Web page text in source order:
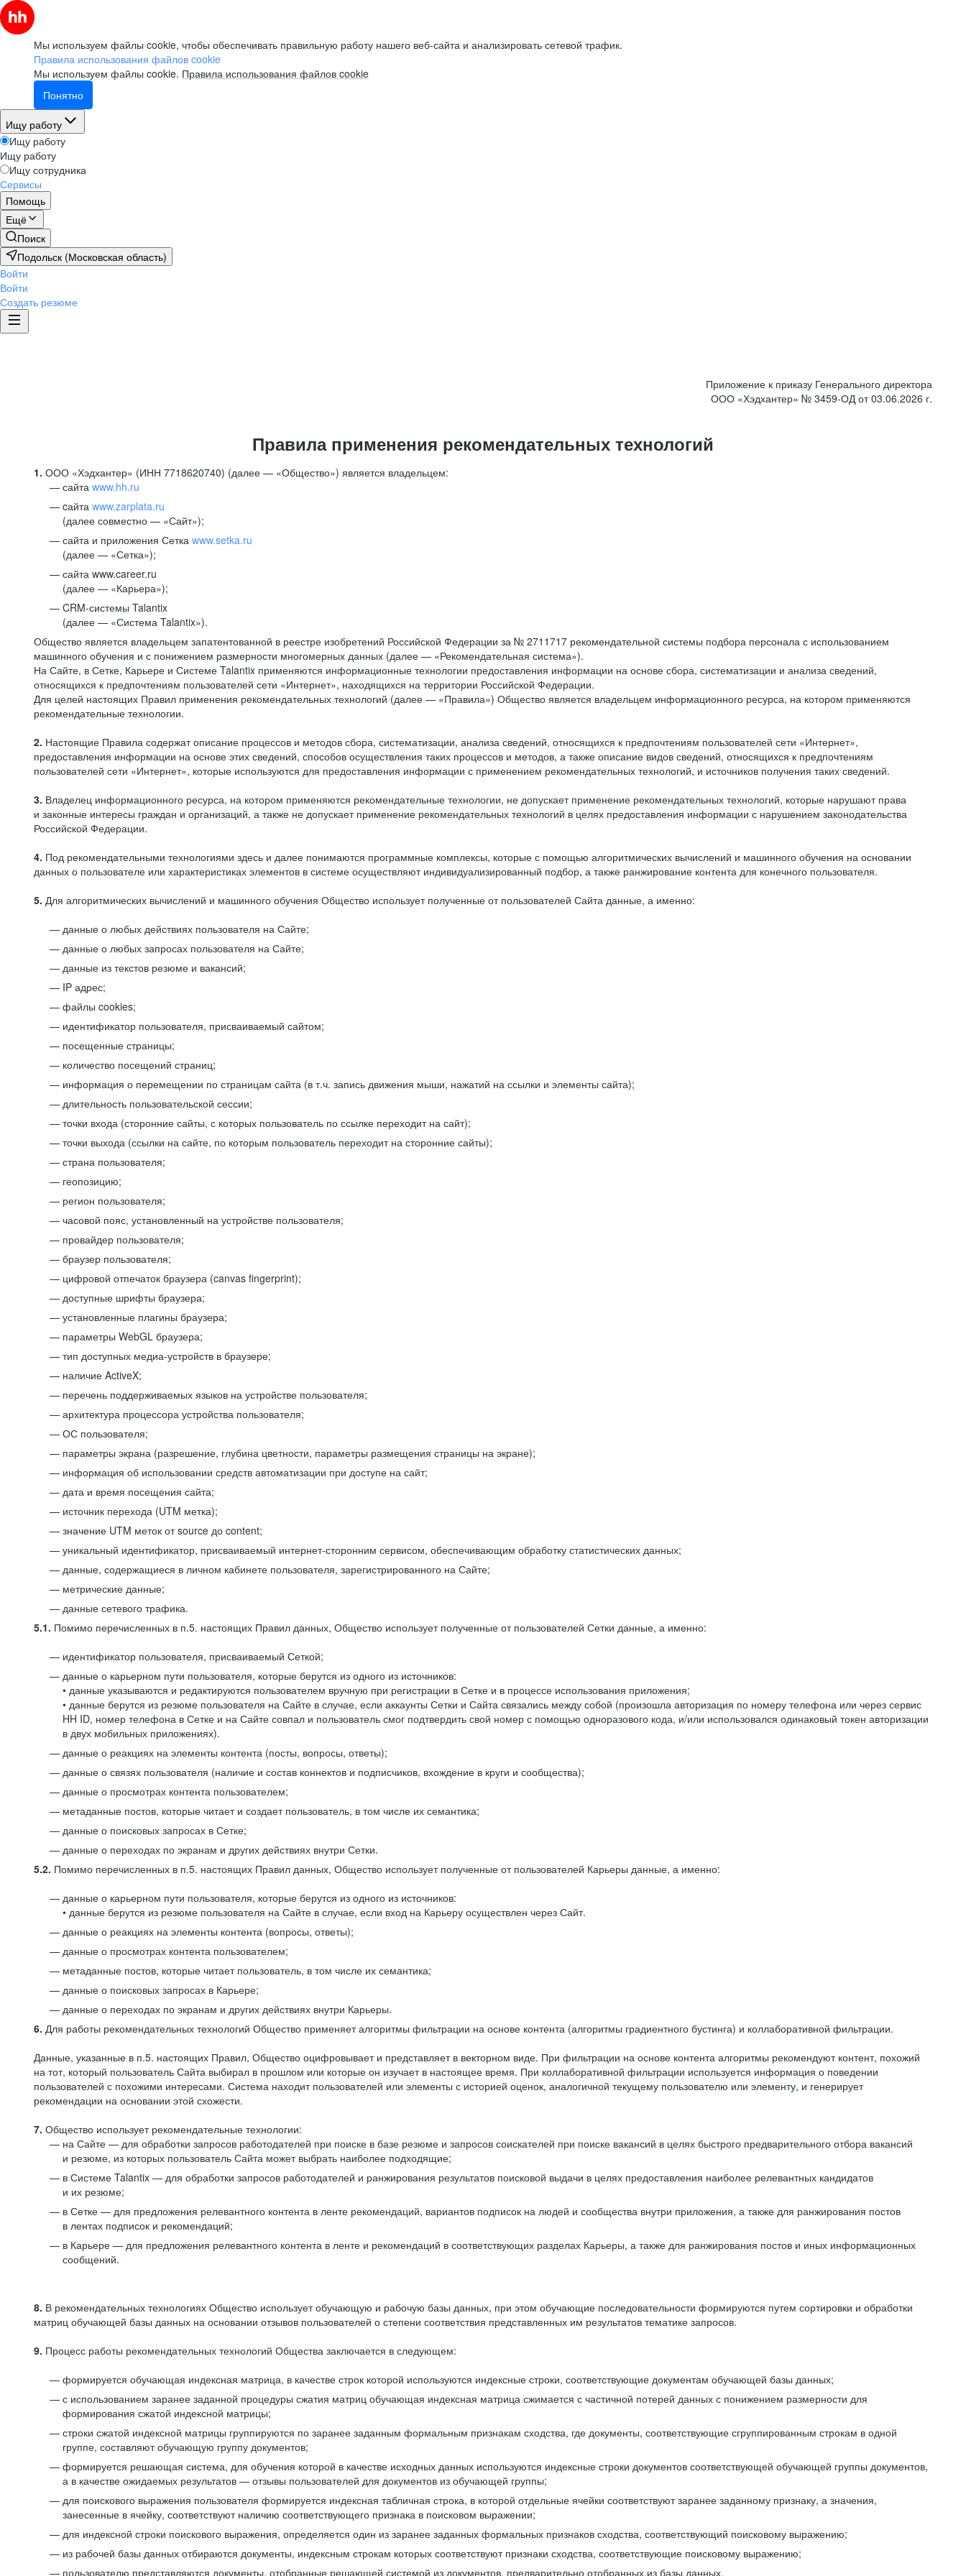
Мы используем файлы cookie, чтобы обеспечивать правильную работу нашего веб-сайта и анализировать сетевой трафик.
Правила использования файлов cookie
Мы используем файлы cookie. Правила использования файлов cookie
Понятно
Ищу работу
Ищу работу
Ищу работу
Ищу сотрудника
Сервисы
Помощь
Ещё
Поиск
Подольск (Московская область)
Войти
Войти
Создать резюме
Приложение к приказу Генерального директора
ООО «Хэдхантер» № 3459-ОД от 03.06.2026 г.
Правила применения рекомендательных технологий
1. ООО «Хэдхантер» (ИНН 7718620740) (далее — «Общество») является владельцем:
сайта www.hh.ru
cайта www.zarplata.ru
(далее совместно — «Сайт»);
сайта и приложения Сетка www.setka.ru
(далее — «Сетка»);
сайта www.career.ru
(далее — «Карьера»);
CRM-системы Talantix
(далее — «Система Talantix»).
Общество является владельцем запатентованной в реестре изобретений Российской Федерации за № 2711717 рекомендательной системы подбора персонала с использованием
машинного обучения и с понижением размерности многомерных данных (далее — «Рекомендательная система»).
На Сайте, в Сетке, Карьере и Системе Talantix применяются информационные технологии предоставления информации на основе сбора, систематизации и анализа сведений,
относящихся к предпочтениям пользователей сети «Интернет», находящихся на территории Российской Федерации.
Для целей настоящих Правил применения рекомендательных технологий (далее — «Правила») Общество является владельцем информационного ресурса, на котором применяются
рекомендательные технологии.
2. Настоящие Правила содержат описание процессов и методов сбора, систематизации, анализа сведений, относящихся к предпочтениям пользователей сети «Интернет»,
предоставления информации на основе этих сведений, способов осуществления таких процессов и методов, а также описание видов сведений, относящихся к предпочтениям
пользователей сети «Интернет», которые используются для предоставления информации с применением рекомендательных технологий, и источников получения таких сведений.
3. Владелец информационного ресурса, на котором применяются рекомендательные технологии, не допускает применение рекомендательных технологий, которые нарушают права
и законные интересы граждан и организаций, а также не допускает применение рекомендательных технологий в целях предоставления информации с нарушением законодательства
Российской Федерации.
4. Под рекомендательными технологиями здесь и далее понимаются программные комплексы, которые с помощью алгоритмических вычислений и машинного обучения на основании
данных о пользователе или характеристиках элементов в системе осуществляют индивидуализированный подбор, а также ранжирование контента для конечного пользователя.
5. Для алгоритмических вычислений и машинного обучения Общество использует полученные от пользователей Сайта данные, а именно:
данные о любых действиях пользователя на Сайте;
данные о любых запросах пользователя на Сайте;
данные из текстов резюме и вакансий;
IP адрес;
файлы cookies;
идентификатор пользователя, присваиваемый сайтом;
посещенные страницы;
количество посещений страниц;
информация о перемещении по страницам сайта (в т.ч. запись движения мыши, нажатий на ссылки и элементы сайта);
длительность пользовательской сессии;
точки входа (сторонние сайты, с которых пользователь по ссылке переходит на сайт);
точки выхода (ссылки на сайте, по которым пользователь переходит на сторонние сайты);
страна пользователя;
геопозицию;
регион пользователя;
часовой пояс, установленный на устройстве пользователя;
провайдер пользователя;
браузер пользователя;
цифровой отпечаток браузера (canvas fingerprint);
доступные шрифты браузера;
установленные плагины браузера;
параметры WebGL браузера;
тип доступных медиа-устройств в браузере;
наличие ActiveX;
перечень поддерживаемых языков на устройстве пользователя;
архитектура процессора устройства пользователя;
ОС пользователя;
параметры экрана (разрешение, глубина цветности, параметры размещения страницы на экране);
информация об использовании средств автоматизации при доступе на сайт;
дата и время посещения сайта;
источник перехода (UTM метка);
значение UTM меток от source до content;
уникальный идентификатор, присваиваемый интернет-сторонним сервисом, обеспечивающим обработку статистических данных;
данные, содержащиеся в личном кабинете пользователя, зарегистрированного на Сайте;
метрические данные;
данные сетевого трафика.
5.1. Помимо перечисленных в п.5. настоящих Правил данных, Общество использует полученные от пользователей Сетки данные, а именно:
идентификатор пользователя, присваиваемый Сеткой;
данные о карьерном пути пользователя, которые берутся из одного из источников:
• данные указываются и редактируются пользователем вручную при регистрации в Сетке и в процессе использования приложения;
• данные берутся из резюме пользователя на Сайте в случае, если аккаунты Сетки и Сайта связались между собой (произошла авторизация по номеру телефона или через сервис
HH ID, номер телефона в Сетке и на Сайте совпал и пользователь смог подтвердить свой номер с помощью одноразового кода, и/или использовался одинаковый токен авторизации
в двух мобильных приложениях).
данные о реакциях на элементы контента (посты, вопросы, ответы);
данные о связях пользователя (наличие и состав коннектов и подписчиков, вхождение в круги и сообщества);
данные о просмотрах контента пользователем;
метаданные постов, которые читает и создает пользователь, в том числе их семантика;
данные о поисковых запросах в Сетке;
данные о переходах по экранам и других действиях внутри Сетки.
5.2. Помимо перечисленных в п.5. настоящих Правил данных, Общество использует полученные от пользователей Карьеры данные, а именно:
данные о карьерном пути пользователя, которые берутся из одного из источников:
• данные берутся из резюме пользователя на Сайте в случае, если вход на Карьеру осуществлен через Сайт.
данные о реакциях на элементы контента (вопросы, ответы);
данные о просмотрах контента пользователем;
метаданные постов, которые читает пользователь, в том числе их семантика;
данные о поисковых запросах в Карьере;
данные о переходах по экранам и других действиях внутри Карьеры.
6. Для работы рекомендательных технологий Общество применяет алгоритмы фильтрации на основе контента (алгоритмы градиентного бустинга) и коллаборативной фильтрации.
Данные, указанные в п.5. настоящих Правил, Общество оцифровывает и представляет в векторном виде. При фильтрации на основе контента алгоритмы рекомендуют контент, похожий
на тот, который пользователь Сайта выбирал в прошлом или которые он изучает в настоящее время. При коллаборативной фильтрации используется информация о поведении
пользователей с похожими интересами. Система находит пользователей или элементы с историей оценок, аналогичной текущему пользователю или элементу, и генерирует
рекомендации на основании этой схожести.
7. Общество использует рекомендательные технологии:
на Сайте — для обработки запросов работодателей при поиске в базе резюме и запросов соискателей при поиске вакансий в целях быстрого предварительного отбора вакансий
и резюме, из которых пользователь Сайта может выбрать наиболее подходящие;
в Системе Talantix — для обработки запросов работодателей и ранжирования результатов поисковой выдачи в целях предоставления наиболее релевантных кандидатов
и их резюме;
в Сетке — для предложения релевантного контента в ленте рекомендаций, вариантов подписок на людей и сообщества внутри приложения, а также для ранжирования постов
в лентах подписок и рекомендаций;
в Карьере — для предложения релевантного контента в ленте и рекомендаций в соответствующих разделах Карьеры, а также для ранжирования постов и иных информационных
сообщений.
8. В рекомендательных технологиях Общество использует обучающую и рабочую базы данных, при этом обучающие последовательности формируются путем сортировки и обработки
матриц обучающей базы данных на основании отзывов пользователей о степени соответствия представленных им результатов тематике запросов.
9. Процесс работы рекомендательных технологий Общества заключается в следующем:
формируется обучающая индексная матрица, в качестве строк которой используются индексные строки, соответствующие документам обучающей базы данных;
с использованием заранее заданной процедуры сжатия матриц обучающая индексная матрица сжимается с частичной потерей данных с понижением размерности для
формирования сжатой индексной матрицы;
строки сжатой индексной матрицы группируются по заранее заданным формальным признакам сходства, где документы, соответствующие сгруппированным строкам в одной
группе, составляют обучающую группу документов;
формируется решающая система, для обучения которой в качестве исходных данных используются индексные строки документов соответствующей обучающей группы документов,
а в качестве ожидаемых результатов — отзывы пользователей для документов из обучающей группы;
для поискового выражения пользователя формируется индексная табличная строка, в которой отдельные ячейки соответствуют заранее заданному признаку, а значения,
занесенные в ячейку, соответствуют наличию соответствующего признака в поисковом выражении;
для индексной строки поискового выражения, определяется один из заранее заданных формальных признаков сходства, соответствующий поисковому выражению;
из рабочей базы данных отбираются документы, индексным строкам которых соответствуют признаки сходства, соответствующие поисковому выражению;
пользователю представляются документы, отобранные решающей системой из документов, предварительно отобранных из базы данных.